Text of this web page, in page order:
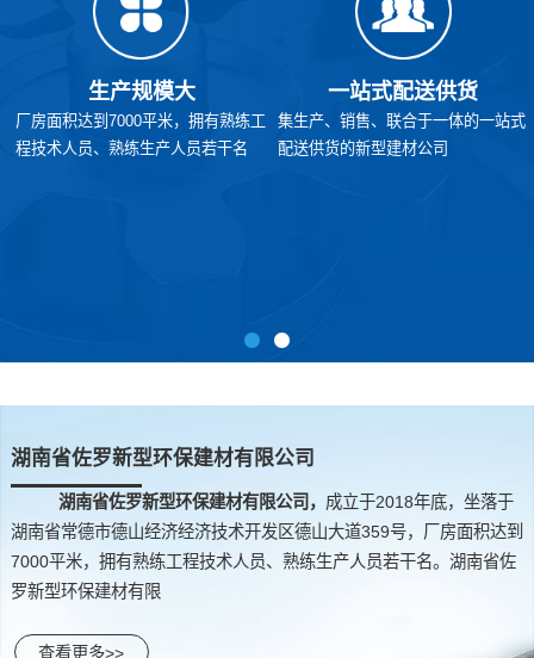
生产规模大
厂房面积达到7000平米，拥有熟练工
程技术人员、熟练生产人员若干名
一站式配送供货
集生产、销售、联合于一体的一站式
配送供货的新型建材公司
湖南省佐罗新型环保建材有限公司
湖南省佐罗新型环保建材有限公司， 成立于2018年底，坐落于
湖南省常德市德山经济经济技术开发区德山大道359号，厂房面积达到
7000平米，拥有熟练工程技术人员、熟练生产人员若干名。湖南省佐
罗新型环保建材有限
查看更多>>